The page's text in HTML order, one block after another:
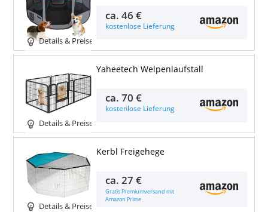
Details & Preise
ca.46 €
kostenlose Lieferung
Details & Preise
Yaheetech Welpenlaufstall
ca.70 €
kostenlose Lieferung
Details & Preise
Kerbl Freigehege
ca.27 €
Gratis Premiumversand mit
Amazon Prime